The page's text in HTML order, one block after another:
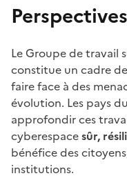
Perspectives
Le Groupe de travail
constitue un cadre
faire face à des
évolution. Les pays
approfondir ces
cyberespacesûr,
bénéfice des
institutions.